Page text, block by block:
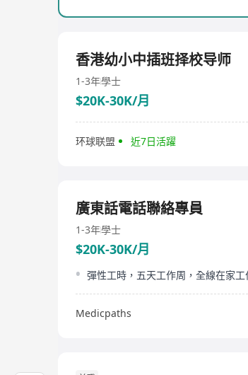
香港幼小中插班择校导师
1-3年學士
$20K-30K/月
环球联盟 近7日活躍
廣東話電話聯絡專員
1-3年學士
$20K-30K/月
彈性工時，五天工作周，全線在家工
Medicpaths